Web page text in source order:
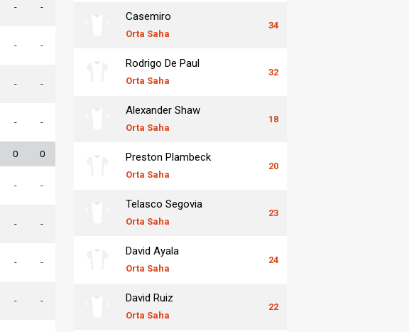
- -
- -
- -
- -
0 0
- -
- -
- -
- -
Casemiro
Orta Saha
34
Rodrigo De Paul
Orta Saha
32
Alexander Shaw
Orta Saha
18
Preston Plambeck
Orta Saha
20
Telasco Segovia
Orta Saha
23
David Ayala
Orta Saha
24
David Ruiz
Orta Saha
22